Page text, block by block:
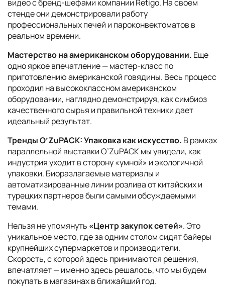
видео с бренд-шефами компании Retigo. На своем
стенде они демонстрировали работу
профессиональных печей и пароконвектоматов в
реальном времени.
Мастерство на американском оборудовании. Еще
одно яркое впечатление — мастер-класс по
приготовлению американской говядины. Весь процесс
проходил на высококлассном американском
оборудовании, наглядно демонстрируя, как симбиоз
качественного сырья и правильной техники дает
идеальный результат.
Тренды O’ZuPACK: Упаковка как искусство. В рамках
параллельной выставки O’ZuPACK мы увидели, как
индустрия уходит в сторону «умной» и экологичной
упаковки. Биоразлагаемые материалы и
автоматизированные линии розлива от китайских и
турецких партнеров были самыми обсуждаемыми
темами.
Нельзя не упомянуть «Центр закупок сетей». Это
уникальное место, где за одним столом сидят байеры
крупнейших супермаркетов и производители.
Скорость, с которой здесь принимаются решения,
впечатляет — именно здесь решалось, что мы будем
покупать в магазинах в ближайший год.